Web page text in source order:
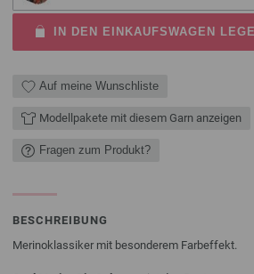
IN DEN EINKAUFSWAGEN
Auf meine Wunschliste
Modellpakete mit diesem Garn anzeigen
Fragen zum Produkt?
BESCHREIBUNG
Merinoklassiker mit besonderem Farbeffekt.